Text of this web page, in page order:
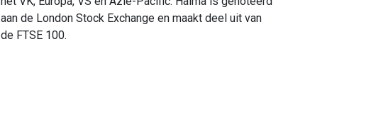
aan de London Stock Exchange en maakt deel uit van
de FTSE 100.